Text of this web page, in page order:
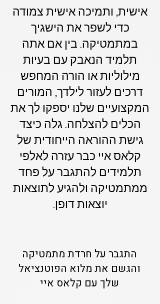
אישית, ותמיכה אישית צמודה
כדי לשפר את הישגיך
במתמטיקה. בין אם אתה
תלמיד הנאבק עם בעיות
מילוליות או הורה המחפש
דרכים לעזור לילדך, המורים
המקצועיים שלנו יספקו לך את
הכלים להצלחה. גלה כיצד
גישת ההוראה הייחודית של
קלאס איי כבר עזרה לאלפי
תלמידים להתגבר על פחד
ממתמטיקה ולהגיע לתוצאות
יוצאות דופן.
התגבר על חרדת מתמטיקה
והגשם את מלוא הפוטנציאל
שלך עם קלאס איי